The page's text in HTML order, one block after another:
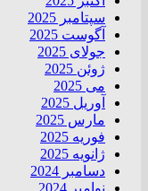
سپتامبر 2025
آگوست 2025
جولای 2025
ژوئن 2025
می 2025
آوریل 2025
مارس 2025
فوریه 2025
ژانویه 2025
دسامبر 2024
نوامبر 2024